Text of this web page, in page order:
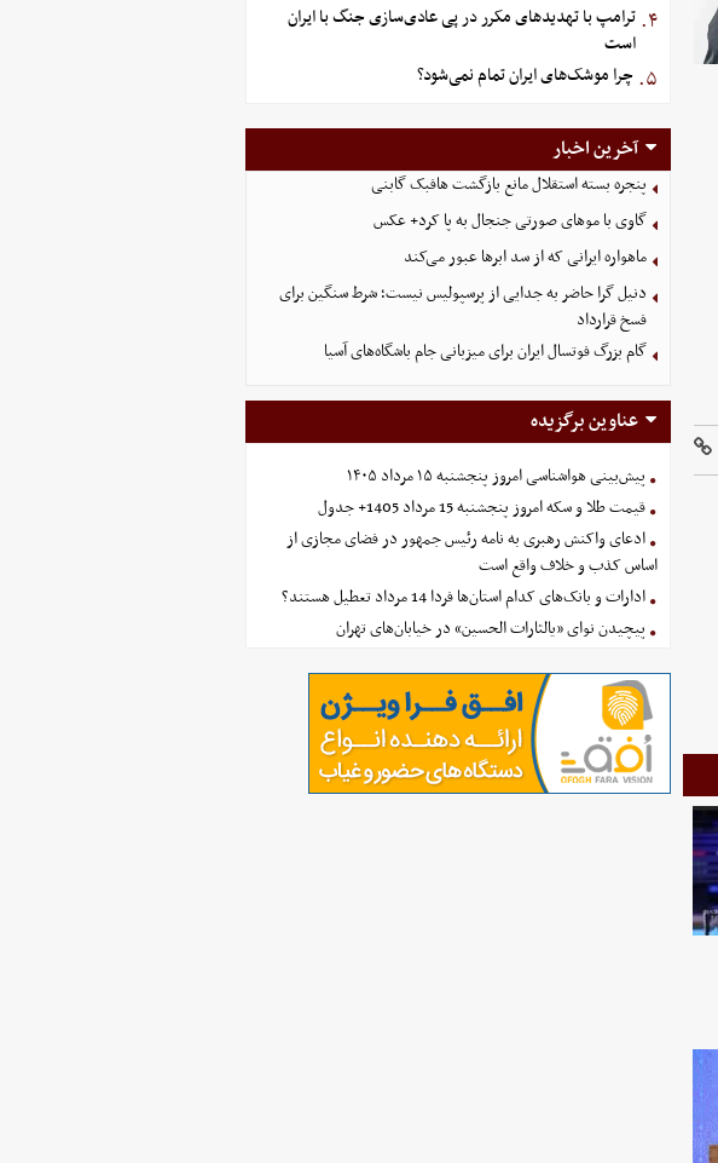
۴. ترامپ با تهدیدهای مکرر در پی عادی‌سازی جنگ با ایران
است
۵. چرا موشک‌های ایران تمام نمی‌شود؟
آخرین اخبار
پنجره بسته استقلال مانع بازگشت هافبک گابنی
گاوی با موهای صورتی جنجال به پا کرد+ عکس
ماهواره ایرانی که از سد ابرها عبور می‌کند
دنیل گرا حاضر به جدایی از پرسپولیس نیست؛ شرط سنگین برای
فسخ قرارداد
گام بزرگ فوتسال ایران برای میزبانی جام باشگاه‌های آسیا
عناوین برگزیده
پیش‌بینی هواشناسی امروز پنجشنبه ۱۵ مرداد ۱۴۰۵
قیمت طلا و سکه امروز پنجشنبه 15 مرداد 1405+ جدول
ادعای واکنش رهبری به نامه رئیس جمهور در فضای مجازی از
اساس کذب و خلاف واقع است
ادارات و بانک‌های کدام استان‌ها فردا 14 مرداد تعطیل هستند؟
پیچیدن نوای «یالثارات الحسین» در خیابان‌های تهران